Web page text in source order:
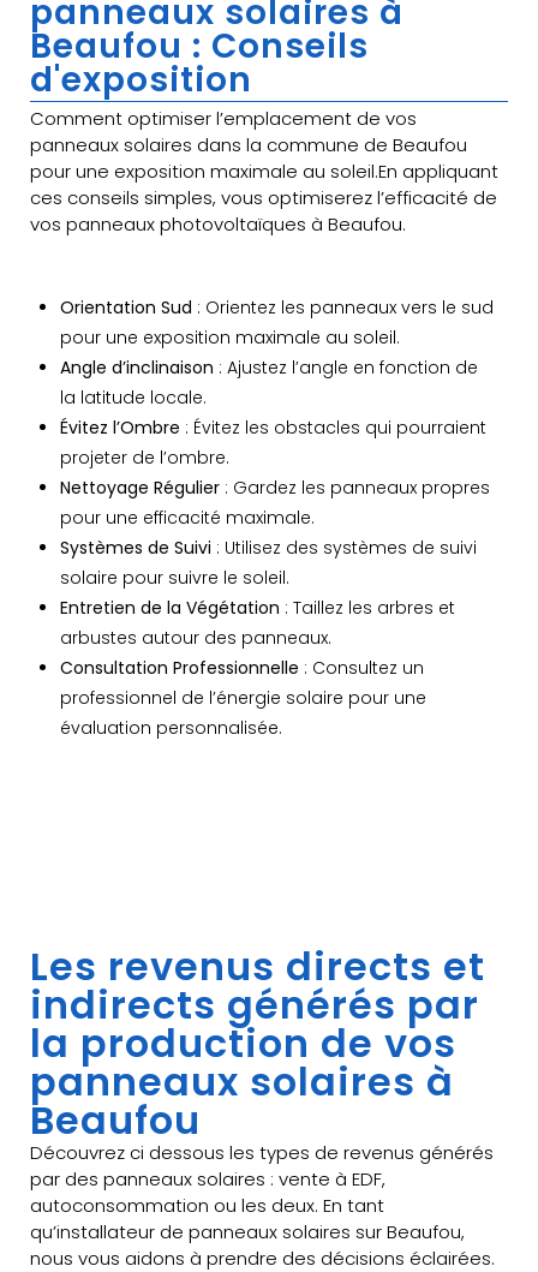
panneaux solaires à
Beaufou : Conseils
d'exposition
Comment optimiser l’emplacement de vos
panneaux solaires dans la commune de Beaufou
pour une exposition maximale au soleil.En appliquant
ces conseils simples, vous optimiserez l’efficacité de
vos panneaux photovoltaïques à Beaufou.
Orientation Sud : Orientez les panneaux vers le sud
pour une exposition maximale au soleil.
Angle d’inclinaison : Ajustez l’angle en fonction de
la latitude locale.
Évitez l’Ombre : Évitez les obstacles qui pourraient
projeter de l’ombre.
Nettoyage Régulier : Gardez les panneaux propres
pour une efficacité maximale.
Systèmes de Suivi : Utilisez des systèmes de suivi
solaire pour suivre le soleil.
Entretien de la Végétation : Taillez les arbres et
arbustes autour des panneaux.
Consultation Professionnelle : Consultez un
professionnel de l’énergie solaire pour une
évaluation personnalisée.
Les revenus directs et
indirects générés par
la production de vos
panneaux solaires à
Beaufou
Découvrez ci dessous les types de revenus générés
par des panneaux solaires : vente à EDF,
autoconsommation ou les deux. En tant
qu’installateur de panneaux solaires sur Beaufou,
nous vous aidons à prendre des décisions éclairées.